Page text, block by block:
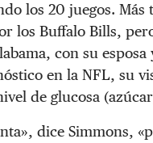
los 20 juegos.
los Buffalo Bills,
con su
en la NFL, su
de glucosa
dice Simmons,